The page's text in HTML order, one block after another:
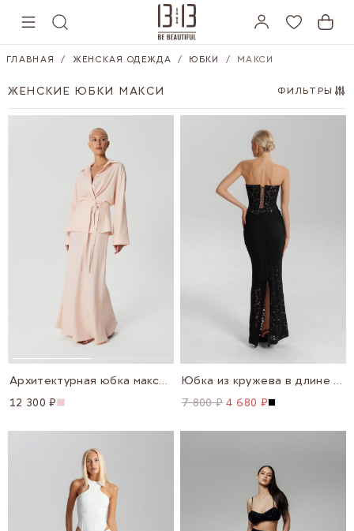
ГЛАВНАЯ / ЖЕНСКАЯ ОДЕЖДА / ЮБКИ / МАКСИ
ЖЕНСКИЕ ЮБКИ МАКСИ ФИЛЬТРЫ
Архитектурная юбка макси с баской "Аура"
12 300 ₽
Юбка из кружева в длине миди
7 800 ₽ 4 680 ₽